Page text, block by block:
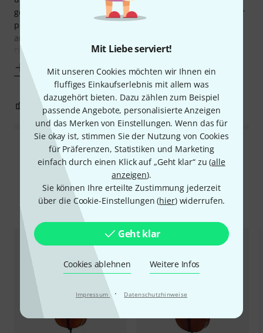
Mit Liebe serviert!
Mit unseren Cookies möchten wir Ihnen ein
fluffiges Einkaufserlebnis mit allem was
dazugehört bieten. Dazu zählen zum Beispiel
passende Angebote, personalisierte Anzeigen
und das Merken von Einstellungen. Wenn das für
Sie okay ist, stimmen Sie der Nutzung von Cookies
für Präferenzen, Statistiken und Marketing
einfach durch einen Klick auf „Geht klar“ zu (alle
anzeigen).
Sie können Ihre erteilte Zustimmung jederzeit
über die Cookie-Einstellungen (hier) widerrufen.
Geht klar
Cookies ablehnen Weitere Infos
Impressum · Datenschutzhinweise
gekauft, eine Gewa Maestro. Ich als Musiklehrerin war sehr
positiv überrascht über die gute Spielbarkeit und den
angenehmen Klang für einen doch relativ günstigen Preis.
Deshalb entschieden wir uns beim
Mehr anzeigen
0
Alle Bewertungen lesen
Alternativen vergleichen